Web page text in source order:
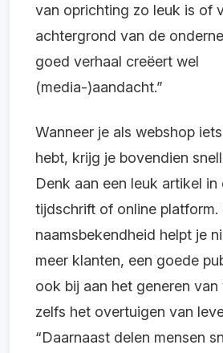
van oprichting zo leuk is of
achtergrond van de
goed verhaal creëert wel
(media-)aandacht.”
Wanneer je als webshop
hebt, krijg je bovendien
Denk aan een leuk artikel in
tijdschrift of online platform.
naamsbekendheid helpt je
meer klanten, een goede
ook bij aan het generen
zelfs het overtuigen van
“Daarnaast delen mensen